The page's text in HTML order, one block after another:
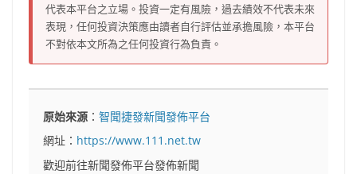
代表本平台之立場。投資一定有風險，過去績效不代表未來
表現，任何投資決策應由讀者自行評估並承擔風險，本平台
不對依本文所為之任何投資行為負責。
原始來源 ：智聞捷發新聞發佈平台
網址： https://www.111.net.tw
歡迎前往新聞發佈平台發佈新聞